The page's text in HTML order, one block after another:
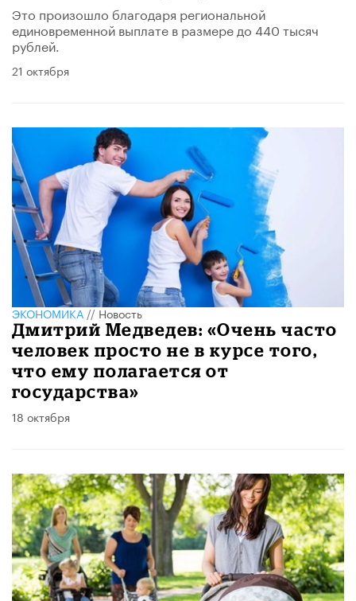
Это произошло благодаря региональной
единовременной выплате в размере до 440 тысяч
рублей.
21 октября
ЭКОНОМИКА//Новость
Дмитрий Медведев: «Очень часто
человек просто не в курсе того,
что ему полагается от
государства»
18 октября